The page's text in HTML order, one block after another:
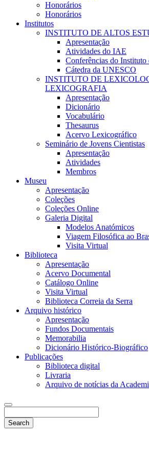
Honorários
Honorários
Institutos
INSTITUTO DE ALTOS
Apresentação
Atividades do IAE
Conferências do
Cátedra da UNESCO
INSTITUTO DE
LEXICOGRAFIA
Apresentação
Dicionário
Vocabulário
Thesaurus
Acervo Lexicográfico
Seminário de Jovens Cientistas
Apresentação
Atividades
Membros
Museu
Apresentação
Coleções
Coleções Online
Galeria Digital
Modelos Anatómicos
Viagem Filosófica ao
Visita Virtual
Biblioteca
Apresentação
Acervo Documental
Catálogo Online
Visita Virtual
Biblioteca Correia da Serra
Arquivo histórico
Apresentação
Fundos Documentais
Memorabilia
Dicionário Histórico-Biográfico
Publicações
Biblioteca digital
Livraria
Arquivo de notícias da